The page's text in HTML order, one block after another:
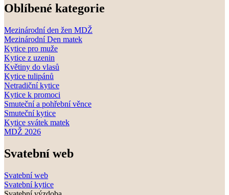
Oblíbené kategorie
Mezinárodní den žen MDŽ
Mezinárodní Den matek
Kytice pro muže
Kytice z uzenin
Květiny do vlasů
Kytice tulipánů
Netradiční kytice
Kytice k promoci
Smuteční a pohřební věnce
Smuteční kytice
Kytice svátek matek
MDŽ 2026
Svatební web
Svatební web
Svatební kytice